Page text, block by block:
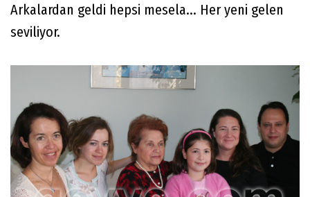
Arkalardan geldi hepsi mesela... Her yeni gelen
seviliyor.